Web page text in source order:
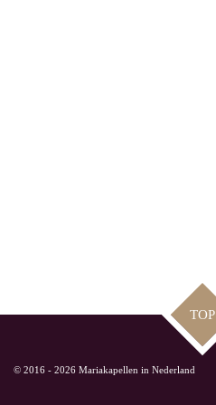
TOP
© 2016 - 2026 Mariakapellen in Nederland